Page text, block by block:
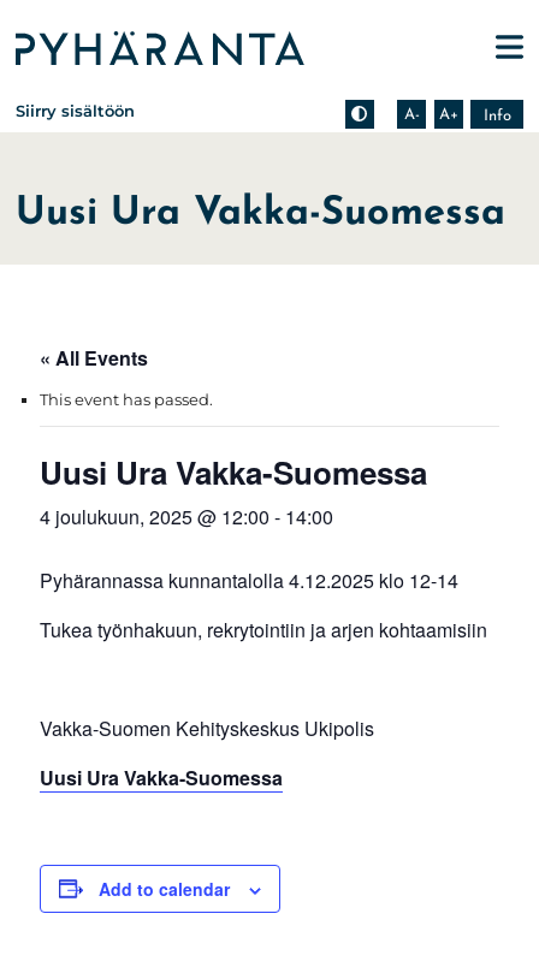
Etusivu
Siirry sisältöön A-
Pienennä tekstin kokoa
A+
Suurenna tekstin kokoa
Info
Tietoa zoomauksesta
Uusi Ura Vakka-Suomessa
« All Events
This event has passed.
Uusi Ura Vakka-Suomessa
4 joulukuun, 2025 @ 12:00 - 14:00
Pyhärannassa kunnantalolla 4.12.2025 klo 12-14
Tukea työnhakuun, rekrytointiin ja arjen kohtaamisiin
Vakka-Suomen Kehityskeskus Ukipolis
Uusi Ura Vakka-Suomessa
Add to calendar